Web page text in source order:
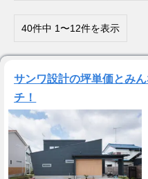
40件中 1〜12件を表示
サンワ設計の坪単価とみ
チ！